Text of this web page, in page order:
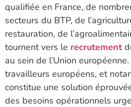
qualifiée en France, de
secteurs du BTP, de
restauration, de
tournent vers le recrutement
au sein de l’Union
travailleurs européens, et
constitue une solution
des besoins opérationnels